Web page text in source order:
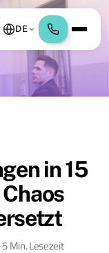
DE
in 15
5 Min. Lesezeit